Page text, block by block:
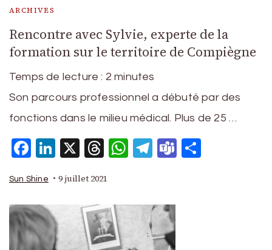
ARCHIVES
Rencontre avec Sylvie, experte de la
formation sur le territoire de Compiègne
Temps de lecture : 2 minutes
Son parcours professionnel a débuté par des
fonctions dans le milieu médical. Plus de 25 …
Facebook
LinkedIn
X Threads
WhatsApp
Telegram
Teams
Sun Shine 9 juillet 2021